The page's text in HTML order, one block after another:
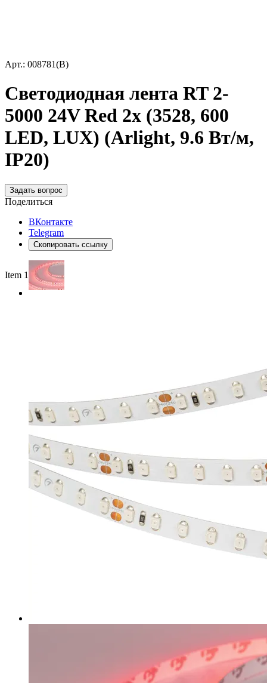
Арт.: 008781(B)
Светодиодная лента RT 2-
5000 24V Red 2х (3528, 600
LED, LUX) (Arlight, 9.6 Вт/м,
IP20)
Задать вопрос
Поделиться
ВКонтакте
Telegram
Скопировать ссылку
Item 1 of 2